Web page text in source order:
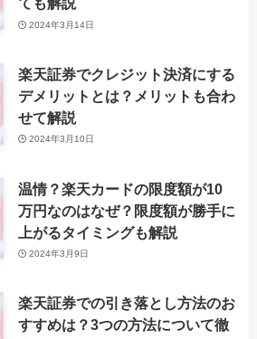
2024年3月14日
楽天証券でクレジット決済にする
デメリットとは？メリットも合わ
せて解説
2024年3月10日
温情？楽天カードの限度額が10
万円なのはなぜ？限度額が勝手に
上がるタイミングも解説
2024年3月9日
楽天証券での引き落とし方法のお
すすめは？3つの方法について徹